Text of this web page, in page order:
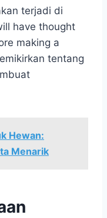
terjadi di
have thought
making a
tentang
Hewan:
Menarik